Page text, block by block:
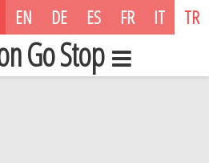
EN DE ES FR IT TR
Go Stop